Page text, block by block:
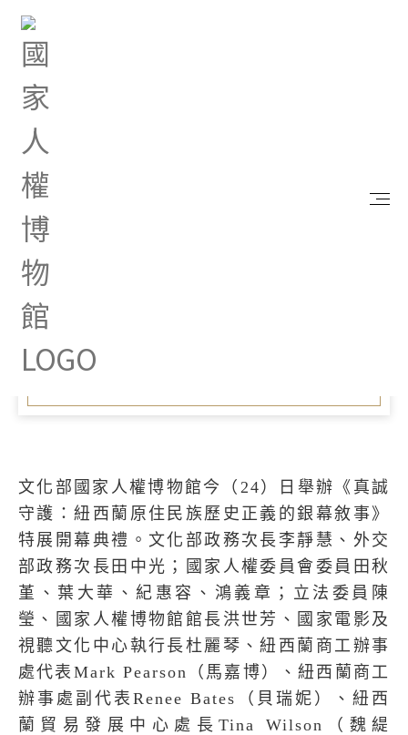
首頁
利人追求歷史正義之路
Sep 24, 2024 |
題特展 透過影像呈現毛利人
追求歷史正義之路
文化部國家人權博物館今（ 24 ）日舉辦《真誠
守護：紐西蘭原住民族歷史正義的銀幕敘事》
特展開幕典禮。文化部政務次長李靜慧、外交
部政務次長田中光；國家人權委員會委員田秋
堇、葉大華、紀惠容、鴻義章；立法委員陳
瑩、國家人權博物館館長洪世芳、國家電影及
視聽文化中心執行長杜麗琴、紐西蘭商工辦事
處代表 Mark Pearson （馬嘉博）、紐西蘭商工
辦事處副代表Renee Bates
（貝瑞妮）、紐西
蘭貿易發展中心處長Tina Wilson （魏緹